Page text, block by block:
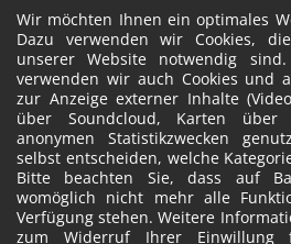
Wir möchten Ihnen ein optimales
Dazu verwenden wir Cookies,
unserer Website notwendig
verwenden wir auch Cookies und
zur Anzeige externer Inhalte
über Soundcloud, Karten
anonymen Statistikzwecken
selbst entscheiden, welche
Bitte beachten Sie, dass auf
womöglich nicht mehr alle
Verfügung stehen. Weitere
zum Widerruf Ihrer